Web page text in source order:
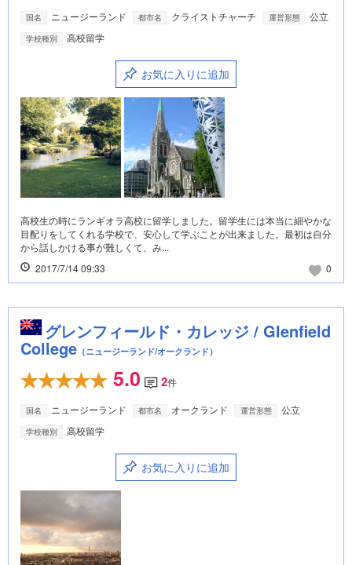
国名 ニュージーランド 都市名 クライストチャーチ 運営形態 公立
学校種別 高校留学
お気に入りに追加
高校生の時にランギオラ高校に留学しました。留学生には本当に細やかな
目配りをしてくれる学校で、安心して学ぶことが出来ました。最初は自分
から話しかける事が難しくて、み...
2017/7/14 09:33
0
グレンフィールド・カレッジ / Glenfield
College （ニュージーランド/オークランド）
5.0 2件
国名 ニュージーランド 都市名 オークランド 運営形態 公立
学校種別 高校留学
お気に入りに追加